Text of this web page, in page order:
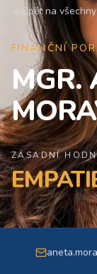
Zpět na
FINANČNÍ
MGR.
ZÁSADNÍ